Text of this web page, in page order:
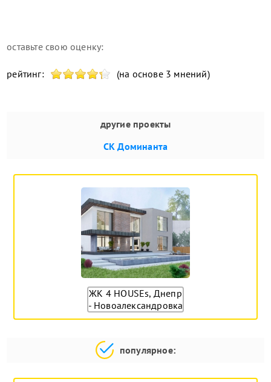
оставьте свою оценку:
рейтинг: (на основе 3 мнений)
другие проекты
СК Доминанта
ЖК 4 HOUSEs, Днепр
- Новоалександровка
популярное: